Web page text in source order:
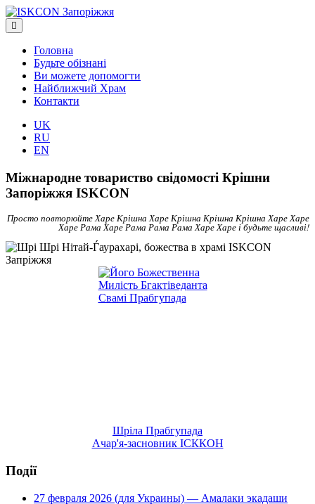
Головна
Будьте обізнані
Ви можете допомогти
Найближчий Храм
Контакти
UK
RU
EN
Міжнародне товариство свідомості Крішни
Запоріжжя ISKCON
Просто повторюйте Харе Крішна Харе Крішна Крішна Крішна Харе Харе
Харе Рама Харе Рама Рама Рама Харе Харе і будьте щасливі!
Шріла Прабгупада
Ачар'я-засновник ІСККОН
Події
27 февраля 2026 (для Украины) — Амалаки экадаши